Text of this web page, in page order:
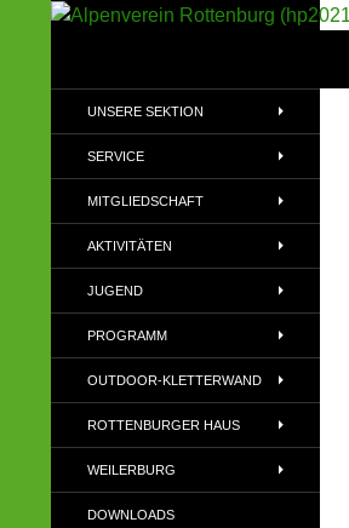
(DAV)
UNSERE SEKTION
SERVICE
MITGLIEDSCHAFT
AKTIVITÄTEN
JUGEND
PROGRAMM
OUTDOOR-KLETTERWAND
ROTTENBURGER HAUS
WEILERBURG
DOWNLOADS